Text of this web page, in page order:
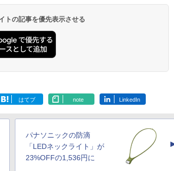
トの記事を優先表示させる
はてブ note LinkedIn
パナソニックの防滴
「LEDネックライト」が
23%OFFの1,536円に